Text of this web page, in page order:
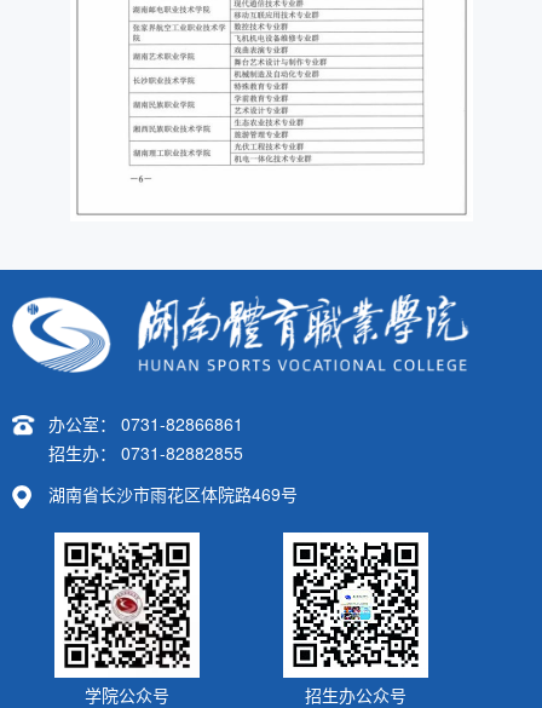
办公室： 0731-82866861
招生办： 0731-82882855
湖南省长沙市雨花区体院路469号
学院公众号 招生办公众号